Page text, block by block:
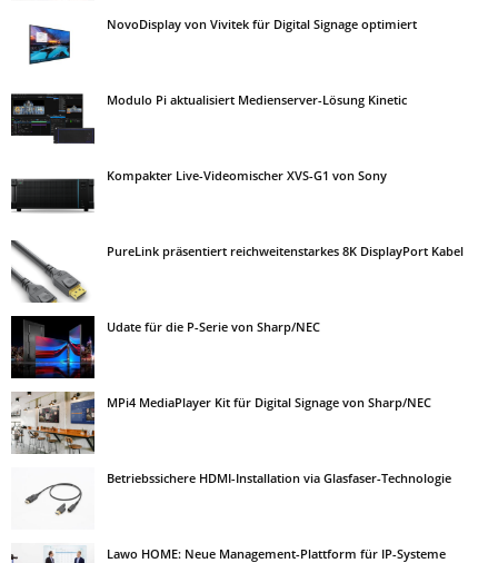
NovoDisplay von Vivitek für Digital Signage optimiert
Modulo Pi aktualisiert Medienserver-Lösung Kinetic
Kompakter Live-Videomischer XVS-G1 von Sony
PureLink präsentiert reichweitenstarkes 8K DisplayPort Kabel
Udate für die P-Serie von Sharp/NEC
MPi4 MediaPlayer Kit für Digital Signage von Sharp/NEC
Betriebssichere HDMI-Installation via Glasfaser-Technologie
Lawo HOME: Neue Management-Plattform für IP-Systeme